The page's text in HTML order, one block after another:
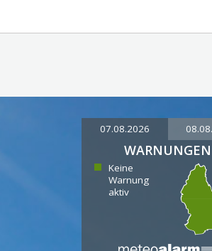
07.08.2026
WARNUNGEN
Keine
Warnung
aktiv